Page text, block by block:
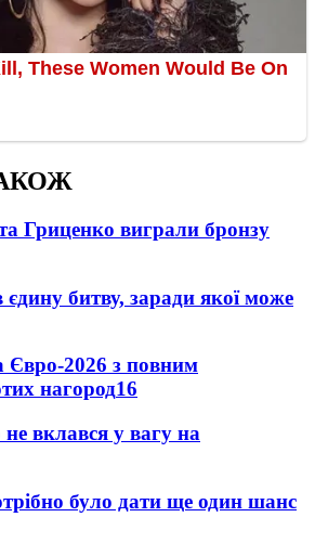
Гриценко виграли бронзу
битву, заради якої може
Євро-2026 з повним
нагород16
вклався у вагу на
було дати ще один шанс